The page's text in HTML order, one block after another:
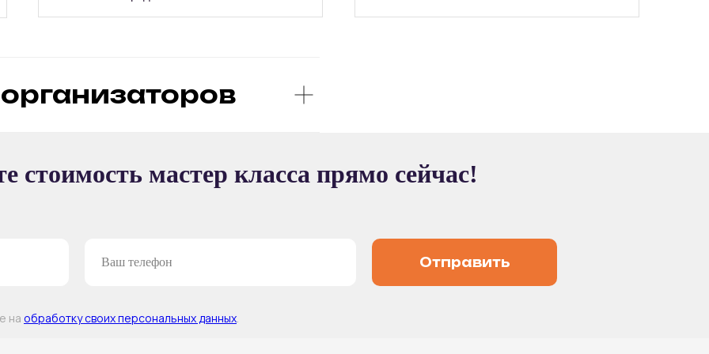
стоимость мастер класса прямо сейчас!
Отправить
на обработку своих персональных данных.
КЛАССА